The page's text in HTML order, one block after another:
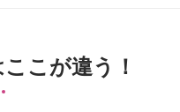
こが違う！